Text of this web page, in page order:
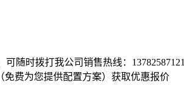
随时拨打我公司销售热线： 13782587121
费为您提供配置方案） 获取优惠报价